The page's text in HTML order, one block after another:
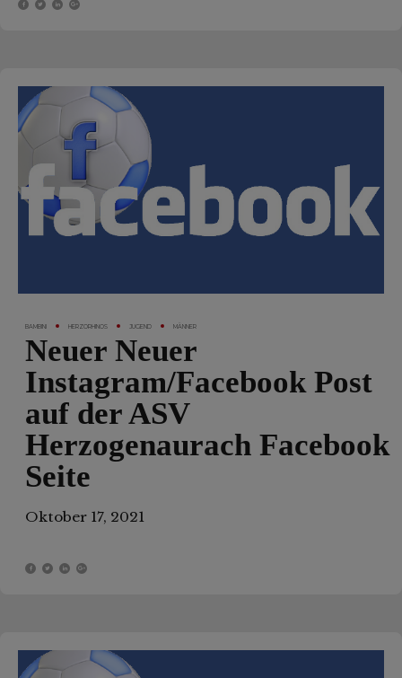
BAMBINI HERZORHINOS JUGEND MÄNNER
Neuer Neuer
Instagram/Facebook Post
auf der ASV
Herzogenaurach Facebook
Seite
Oktober 17, 2021